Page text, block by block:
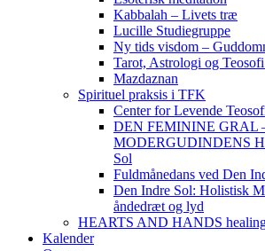
Kabbalah – Livets træ
Lucille Studiegruppe
Ny tids visdom –
Tarot, Astrologi og
Mazdaznan
Spirituel praksis i TFK
Center for Levende
DEN FEMININE GRAL
MODERGUDINDENS
Sol
Fuldmånedans ved Den
Den Indre Sol: Holistisk
åndedræt og lyd
HEARTS AND HANDS
Kalender